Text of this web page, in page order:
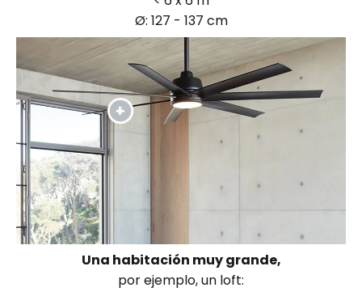
Ø: 127 - 137 cm
Una habitación muy grande,
por ejemplo, un loft: